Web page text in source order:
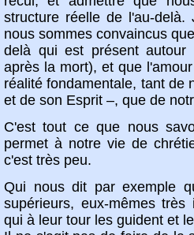
structure réelle de l'au-
nous sommes convaincus
delà qui est présent autour
après la mort), et que
réalité fondamentale, tant de
et de son Esprit –, que de
C'est tout ce que nous
permet à notre vie de
c'est très peu.
Qui nous dit par exemple
supérieurs, eux-mêmes
qui à leur tour les guident et